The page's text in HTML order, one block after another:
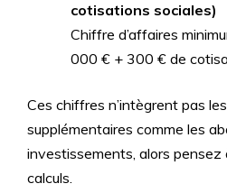
cotisations sociales)
Chiffre d’affaires
000 € + 300 € de
Ces chiffres n’intègrent pas
supplémentaires comme les
investissements, alors pensez
calculs.